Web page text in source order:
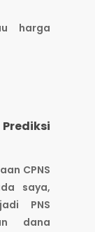
harga
CPNS
saya,
PNS
dana